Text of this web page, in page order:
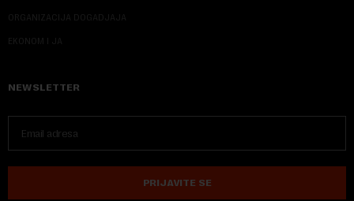
ORGANIZACIJA DOGADJAJA
EKONOM I JA
NEWSLETTER
PRIJAVITE SE